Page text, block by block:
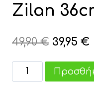
Zilan
49,90€ Original
price
was:
39,95 €
Teppanyiaki
-